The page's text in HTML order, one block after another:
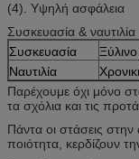
(4). Υψηλή ασφάλεια
Συσκευασία & ναυτιλία
Συσκευασία
Ναυτιλία
Παρέχουμε όχι μόνο
τα σχόλια και τις
Πάντα οι στάσεις
ποιότητα, κερδίζουν